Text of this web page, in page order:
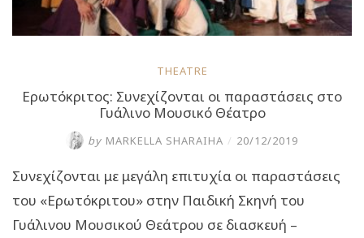
THEATRE
Ερωτόκριτος: Συνεχίζονται οι παραστάσεις στο
Γυάλινο Μουσικό Θέατρο
by MARKELLA SHARAIHA / 20/12/2019
Συνεχίζονται με μεγάλη επιτυχία οι παραστάσεις
του «Ερωτόκριτου» στην Παιδική Σκηνή του
Γυάλινου Μουσικού Θεάτρου σε διασκευή –